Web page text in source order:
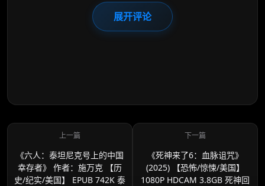
展开评论
《六人：泰坦尼克号上的中国
幸存者》 作者：施万克 【历
史/纪实/美国】 EPUB 742K 泰
《死神来了6：血脉诅咒》
(2025) 【恐怖/惊悚/美国】
1080P HDCAM 3.8GB 死神回